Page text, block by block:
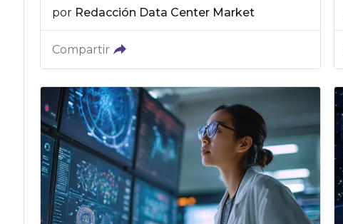
por Redacción Data Center Market
Compartir